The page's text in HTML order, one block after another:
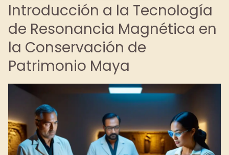
Introducción a la Tecnología
de Resonancia Magnética en
la Conservación de
Patrimonio Maya